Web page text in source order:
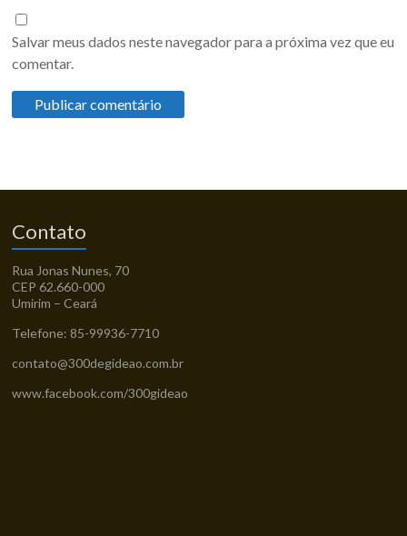
Salvar meus dados neste navegador para a próxima vez que eu
comentar.
Contato
Rua Jonas Nunes, 70
CEP 62.660-000
Umirim – Ceará
Telefone: 85-99936-7710
contato@300degideao.com.br
www.facebook.com/300gideao